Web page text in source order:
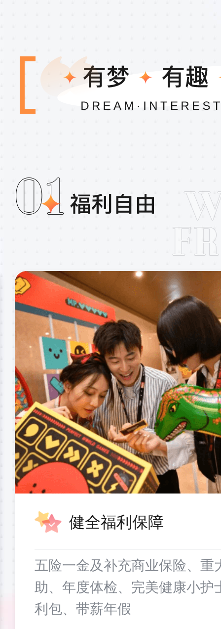
健全福利保障
五险一金及补充商业保险、重
助、年度体检、完美健康小护
利包、带薪年假